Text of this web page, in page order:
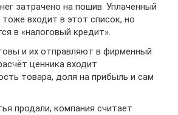
затрачено на пошив. Уплаченный
входит в этот список, но
в «налоговый кредит».
и их отправляют в фирменный
ценника входит
товара, доля на прибыль и сам
продали, компания считает